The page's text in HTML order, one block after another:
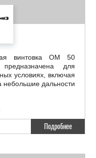
винтовка OM 50
для
условиях, включая
небольшие дальности
Подробнее